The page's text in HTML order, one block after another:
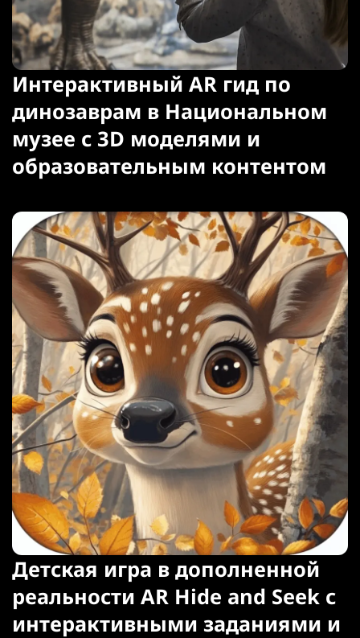
Интерактивный AR гид по
динозаврам в Национальном
музее с 3D моделями и
образовательным контентом
Детская игра в дополненной
реальности AR Hide and Seek с
интерактивными заданиями и